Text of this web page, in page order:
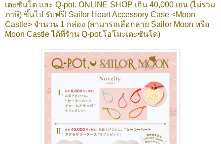
เตะซันโด และ Q-pot. ONLINE SHOP เกิน 40,000 เยน (ไม่รวม
ภาษี) ขึ้นไป รับฟรี! Sailor Heart Accessory Case <Moon
Castle> จำนวน 1 กล่อง (สามารถเลือกลาย Sailor Moon หรือ
Moon Castleได้ที่ร้าน Q-pot.โอโมะเตะซันโด)